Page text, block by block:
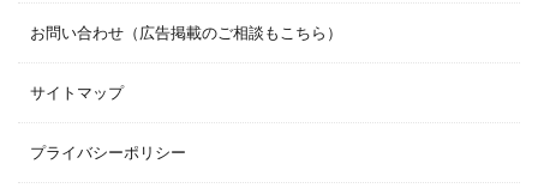
お問い合わせ（広告掲載のご相談もこちら）
サイトマップ
プライバシーポリシー